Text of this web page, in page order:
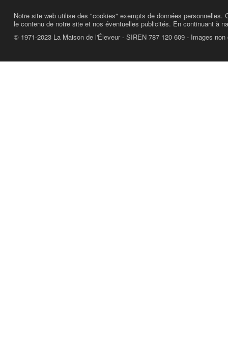
Notre site web utilise des "cookies" exempts de données
le contenu de notre site et nos éventuelles publicités. En continuant à
© 1971-2023 La Maison de l'Éleveur - SIREN 787 120 609 - Images